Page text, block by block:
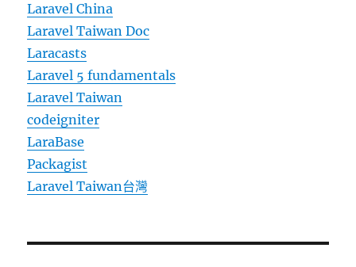
Laravel China
Laravel Taiwan Doc
Laracasts
Laravel 5 fundamentals
Laravel Taiwan
codeigniter
LaraBase
Packagist
Laravel Taiwan台灣